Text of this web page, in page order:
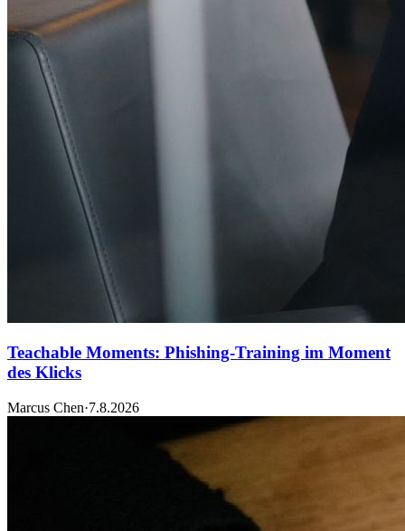
Teachable Moments: Phishing-Training im Moment
des Klicks
Marcus Chen·7.8.2026